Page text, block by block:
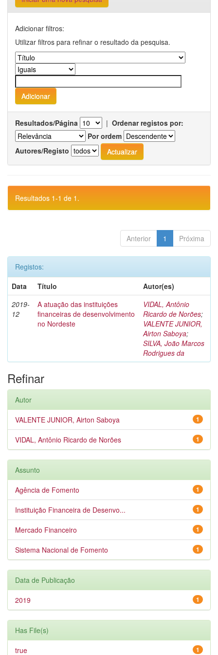
Adicionar filtros:
Utilizar filtros para refinar o resultado da pesquisa.
Resultados/Página | Ordenar registos por:
Por ordem
Autores/Registo
Resultados 1-1 de 1.
Anterior 1 Próxima
Registos:
Data
Título
Autor(es)
2019-
12
A atuação das instituições
financeiras de desenvolvimento
no Nordeste
VIDAL, Antônio
Ricardo de Norões;
VALENTE JUNIOR,
Airton Saboya;
SILVA, João Marcos
Rodrigues da
Refinar
Autor
1
VALENTE JUNIOR, Airton Saboya
1
VIDAL, Antônio Ricardo de Norões
Assunto
1
Agência de Fomento
1
Instituição Financeira de Desenvo...
1
Mercado Financeiro
1
Sistema Nacional de Fomento
Data de Publicação
1
2019
Has File(s)
1
true